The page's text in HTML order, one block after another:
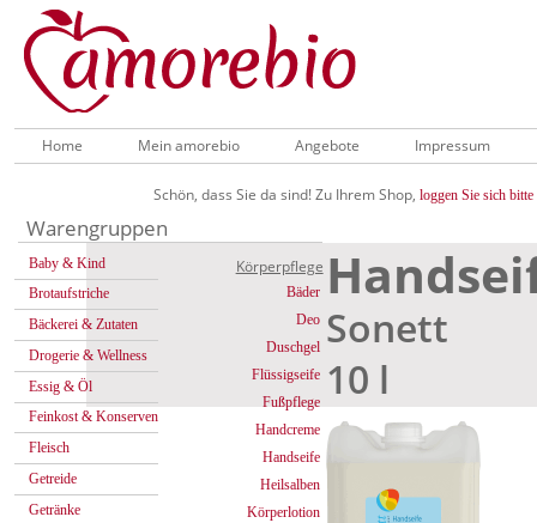
Home Mein amorebio Angebote Impressum
Schön, dass Sie da sind! Zu Ihrem Shop, loggen Sie sich bitte
Warengruppen
Baby & Kind
Brotaufstriche
Bäckerei & Zutaten
Drogerie & Wellness
Essig & Öl
Feinkost & Konserven
Fleisch
Getreide
Getränke
Körperpflege
Bäder
Deo
Duschgel
Flüssigseife
Fußpflege
Handcreme
Handseife
Heilsalben
Körperlotion
Sonett
10 l